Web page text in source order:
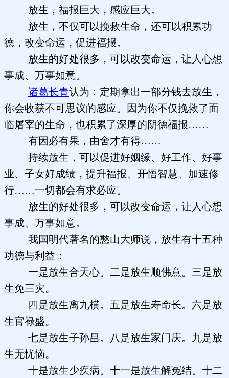
放生，福报巨大，感应巨大。
放生，不仅可以挽救生命，还可以积累功
德，改变命运，促进福报。
放生的好处很多，可以改变命运，让人心想
事成、万事如意。
诸葛长青认为：定期拿出一部分钱去放生，
你会收获不可思议的感应。因为你不仅挽救了面
临屠宰的生命，也积累了深厚的阴德福报……
有因必有果，由舍才有得……
持续放生，可以促进好姻缘、好工作、好事
业、子女好成绩，提升福报、开悟智慧、加速修
行……一切都会有求必应。
放生的好处很多，可以改变命运，让人心想
事成、万事如意。
我国明代著名的憨山大师说，放生有十五种
功德与利益：
一是放生合天心。二是放生顺佛意。三是放
生免三灾。
四是放生离九横。五是放生寿命长。六是放
生官禄盛。
七是放生子孙昌。八是放生家门庆。九是放
生无忧恼。
十是放生少疾病。十一是放生解冤结。十二